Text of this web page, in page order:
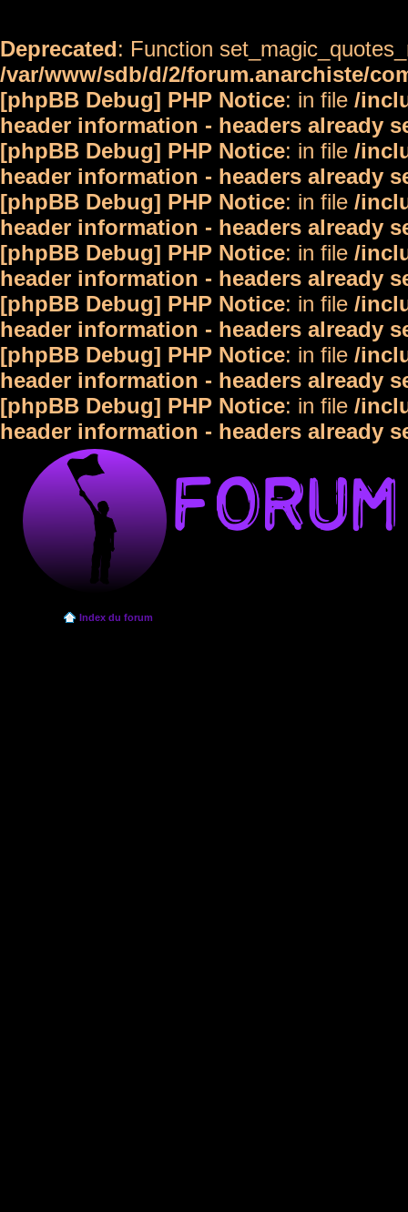
Deprecated: Function
/var/www/sdb/d/2/forum.anarchiste/
[phpBB Debug] PHP Notice: in file /
header information - headers already
[phpBB Debug] PHP Notice: in file /
header information - headers already
[phpBB Debug] PHP Notice: in file /
header information - headers already
[phpBB Debug] PHP Notice: in file /
header information - headers already
[phpBB Debug] PHP Notice: in file /
header information - headers already
[phpBB Debug] PHP Notice: in file /
header information - headers already
[phpBB Debug] PHP Notice: in file /
header information - headers already
Index du forum